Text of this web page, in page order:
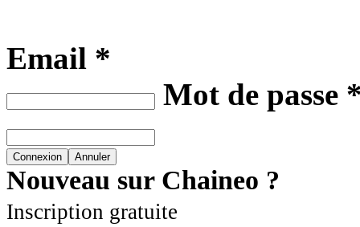
Email *
Mot de passe
Nouveau sur Chaineo ?
Inscription gratuite